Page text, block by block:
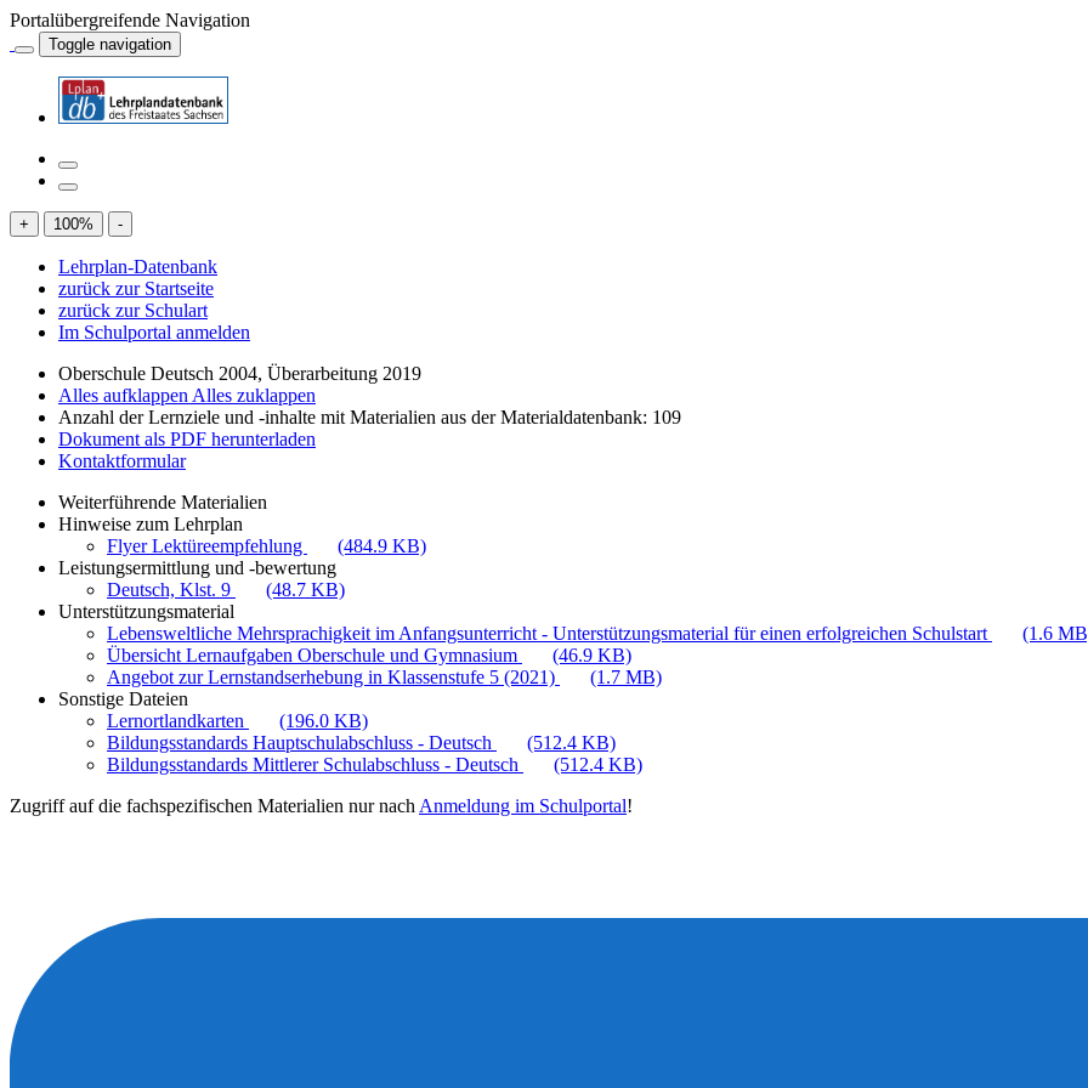
Portalübergreifende Navigation
Toggle navigation
+ 100% -
Lehrplan-Datenbank
zurück zur Startseite
zurück zur Schulart
Im Schulportal anmelden
Oberschule Deutsch 2004, Überarbeitung 2019
Alles aufklappen Alles zuklappen
Anzahl der Lernziele und -inhalte mit Materialien aus der Materialdatenbank: 109
Dokument als PDF herunterladen
Kontaktformular
Weiterführende Materialien
Hinweise zum Lehrplan
Flyer Lektüreempfehlung
(484.9 KB)
Leistungsermittlung und -bewertung
Deutsch, Klst. 9
(48.7 KB)
Unterstützungsmaterial
Lebensweltliche Mehrsprachigkeit im Anfangsunterricht - Unterstützungsmaterial für einen erfolgreichen Schulstart
(1.6
Übersicht Lernaufgaben Oberschule und Gymnasium
(46.9 KB)
Angebot zur Lernstandserhebung in Klassenstufe 5 (2021)
(1.7 MB)
Sonstige Dateien
Lernortlandkarten
(196.0 KB)
Bildungsstandards Hauptschulabschluss - Deutsch
(512.4 KB)
Bildungsstandards Mittlerer Schulabschluss - Deutsch
(512.4 KB)
Zugriff auf die fachspezifischen Materialien nur nach Anmeldung im Schulportal!